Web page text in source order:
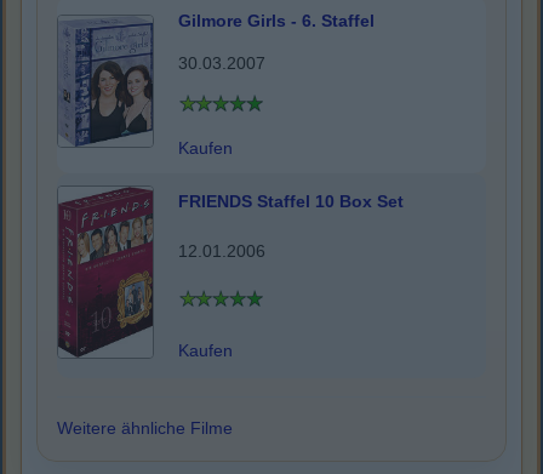
Gilmore Girls - 6. Staffel
30.03.2007
Kaufen
FRIENDS Staffel 10 Box Set
12.01.2006
Kaufen
Weitere ähnliche Filme